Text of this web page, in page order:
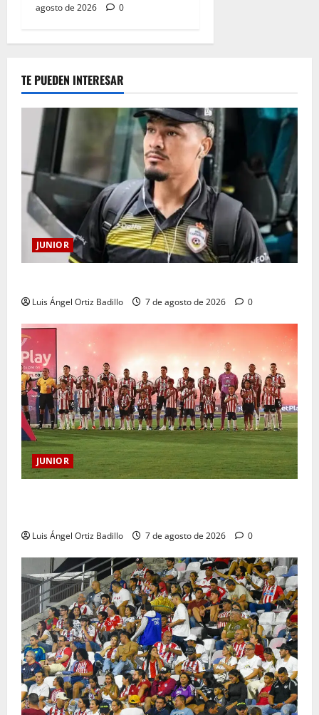
agosto de 2026
0
TE PUEDEN INTERESAR
JUNIOR
Luis Ángel Ortiz Badillo 7 de agosto de 2026 0
JUNIOR
Luis Ángel Ortiz Badillo 7 de agosto de 2026 0